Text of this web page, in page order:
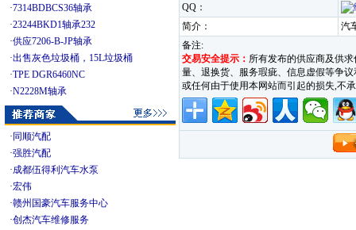
·7314BDBCS36轴承
·23244BKD1轴承232
·供应7206-B-JP轴承
·出售灰色垃圾桶，15L垃圾桶
·TPE DGR6460NC
·N2228M轴承
· 同顺汽配
·强胜汽配
·成都伍得利汽车水泵
·宏伟
·赣州国豪汽车服务中心
·创杰汽车维修服务
QQ：
简介：
汽
备注:
交易安全提示： 所有发布的供应商及供
量、退换货、服务瑕疵、信息虚假等争
或任何由于使用本网站而引起的损失,